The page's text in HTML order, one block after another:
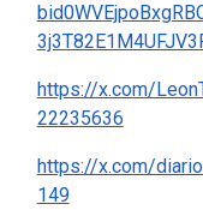
https://x.com/
22235636
https://x.com/
149